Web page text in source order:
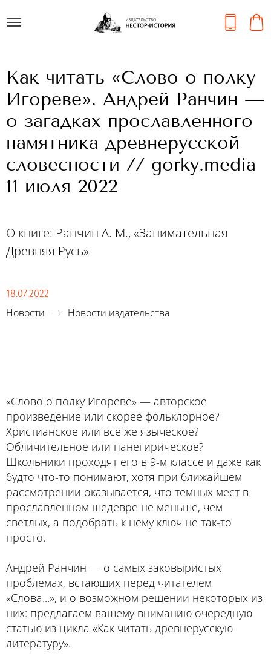
Как читать «Слово о полку
Игореве». Андрей Ранчин —
о загадках прославленного
памятника древнерусской
словесности // gorky.media
11 июля 2022
О книге: Ранчин А. М., «Занимательная
Древняя Русь»
18.07.2022
Новости Новости издательства
«Слово о полку Игореве» — авторское
произведение или скорее фольклорное?
Христианское или все же языческое?
Обличительное или панегирическое?
Школьники проходят его в 9-м классе и даже как
будто что-то понимают, хотя при ближайшем
рассмотрении оказывается, что темных мест в
прославленном шедевре не меньше, чем
светлых, а подобрать к нему ключ не так-то
просто.
Андрей Ранчин — о самых заковыристых
проблемах, встающих перед читателем
«Слова...», и о возможном решении некоторых из
них: предлагаем вашему вниманию очередную
статью из цикла «Как читать древнерусскую
литературу».